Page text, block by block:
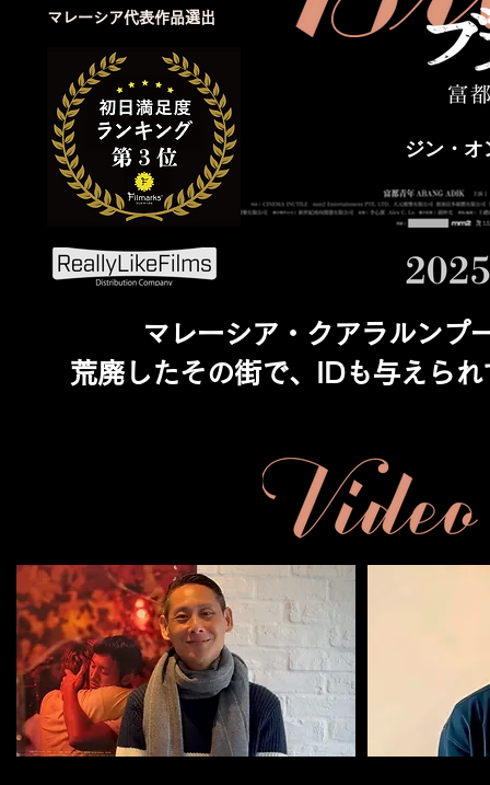
ジン・
マレーシア代表作品選出
マレーシア・クアラルンプ
荒廃したその街で、IDも与えら